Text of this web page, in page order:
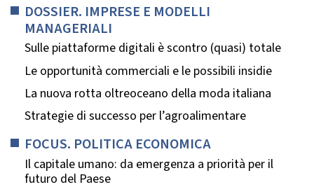
DOSSIER. IMPRESE E MODELLI
MANAGERIALI
Sulle piattaforme digitali è scontro (quasi) totale
Le opportunità commerciali e le possibili insidie
La nuova rotta oltreoceano della moda italiana
Strategie di successo per l’agroalimentare
FOCUS. POLITICA ECONOMICA
Il capitale umano: da emergenza a priorità per il
futuro del Paese